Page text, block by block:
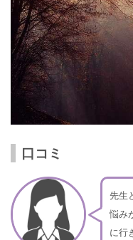
口コミ
先生
悩み
に行